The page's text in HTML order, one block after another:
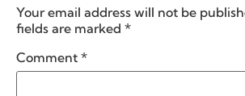
Your email address will not be
fields are marked *
Comment *